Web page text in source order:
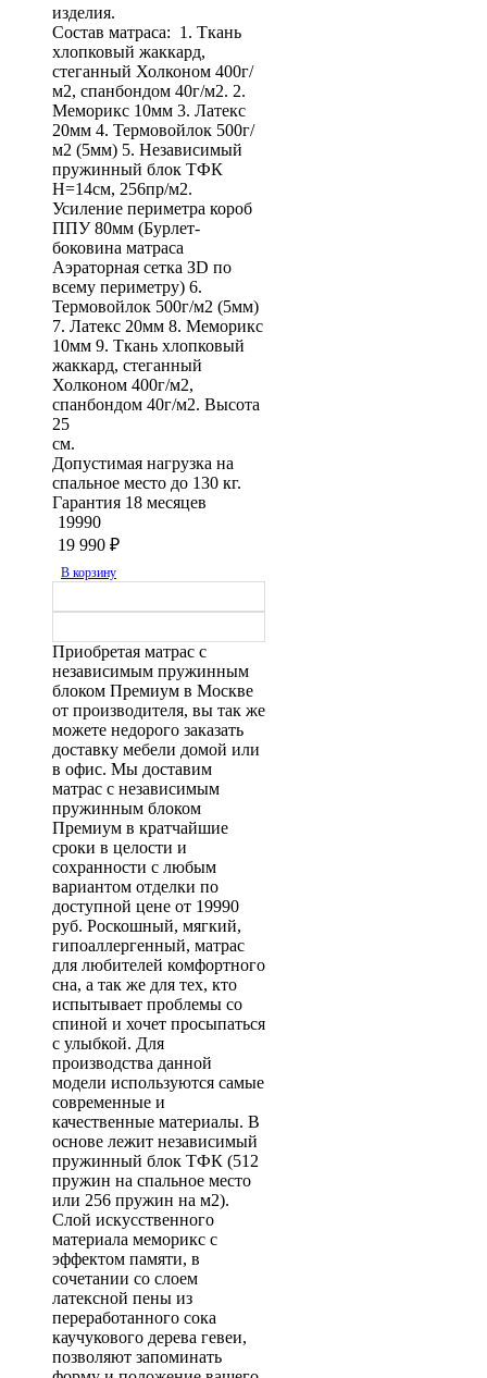
изделия.
Состав матраса: 1. Ткань
хлопковый жаккард,
стеганный Холконом 400г/
м2, спанбондом 40г/м2. 2.
Меморикс 10мм 3. Латекс
20мм 4. Термовойлок 500г/
м2 (5мм) 5. Независимый
пружинный блок ТФК
Н=14см, 256пр/м2.
Усиление периметра короб
ППУ 80мм (Бурлет-
боковина матраса
Аэраторная сетка ЗD по
всему периметру) 6.
Термовойлок 500г/м2 (5мм)
7. Латекс 20мм 8. Меморикс
10мм 9. Ткань хлопковый
жаккард, стеганный
Холконом 400г/м2,
спанбондом 40г/м2. Высота
25
Допустимая нагрузка на
спальное место до 130 кг.
Гарантия 18 месяцев
19990
19 990 ₽
В корзину
Приобретая матрас с
независимым пружинным
блоком Премиум в Москве
от производителя, вы так же
можете недорого заказать
доставку мебели домой или
в офис. Мы доставим
матрас с независимым
пружинным блоком
Премиум в кратчайшие
сроки в целости и
сохранности с любым
вариантом отделки по
доступной цене от 19990
руб. Роскошный, мягкий,
гипоаллергенный, матрас
для любителей комфортного
сна, а так же для тех, кто
испытывает проблемы со
спиной и хочет просыпаться
с улыбкой. Для
производства данной
модели используются самые
современные и
качественные материалы. В
основе лежит независимый
пружинный блок ТФК (512
пружин на спальное место
или 256 пружин на м2).
Слой искусственного
материала меморикс с
эффектом памяти, в
сочетании со слоем
латексной пены из
переработанного сока
каучукового дерева гевеи,
позволяют запоминать